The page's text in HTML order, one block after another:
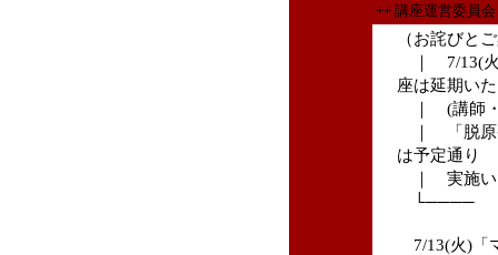
++ 講座運営委
（お詫びと
｜ 7/13(火)
座は延期い
｜ (講師・
｜ 「脱原
は予定通り
｜ 実施い
└──── 「
7/13(火)「